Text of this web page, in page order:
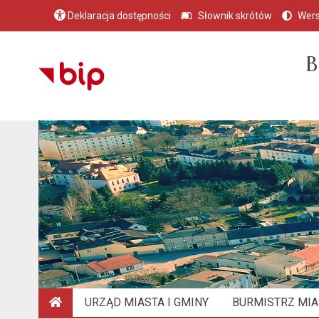
Deklaracja dostępności Słownik skrótów
URZĄD MIASTA I GMINY BURMISTRZ